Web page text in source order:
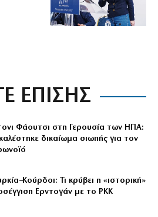
ΕΠΙΣΗΣ
Φάουτσι στη Γερουσία των ΗΠΑ:
δικαίωμα σιωπής για τον
Τι κρύβει η «ιστορική»
Ερντογάν με το PKK